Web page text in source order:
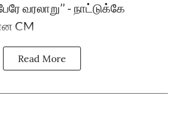
வரலாறு’’ - நாட்டுக்கே
CM
Read More